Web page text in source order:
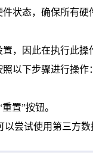
状态，确保所有硬
，因此在执行此操
以下步骤进行操作：
置”按钮。
尝试使用第三方数